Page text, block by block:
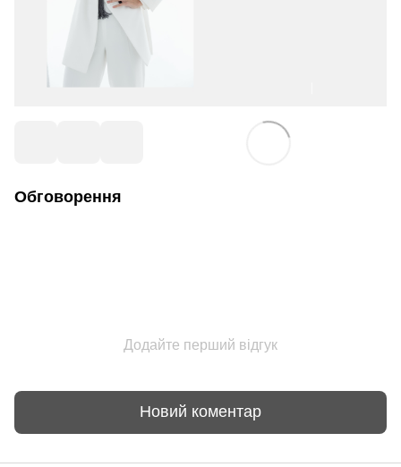
Обговорення
Додайте перший відгук
Новий коментар